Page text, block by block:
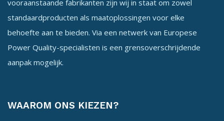
vooraanstaande fabrikanten zijn wij in staat om zowel
standaardproducten als maatoplossingen voor elke
behoefte aan te bieden. Via een netwerk van Europese
Power Quality-specialisten is een grensoverschrijdende
aanpak mogelijk.
WAAROM ONS KIEZEN?